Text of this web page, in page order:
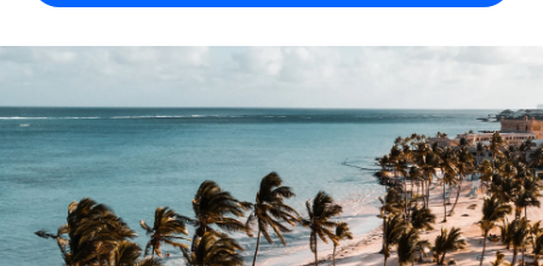
Zzp'ers internationaal onboarden en beheren
INFRASTRUCTUUR
Remote Embedded
HR naadloos in workflows integreren
Start-ups
Flexibele global HR en payroll solutions voor groeiende
bedrijven
Mid-market
Teams uitbreiden met HR solutions op maat
Ontdek valuta-opties en betaalsnelheden voor
LEREN MET REMOTE
Onderzoek en gidsen
Casestudy's
Nederlands
Français
Deutsch
Español